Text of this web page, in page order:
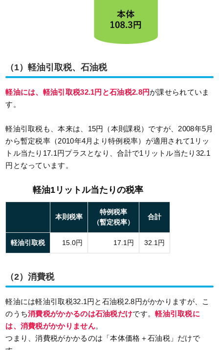
（1）軽油引取税、石油税
軽油には、軽油引取税32.1円と石油税2.8円が課せられていま
す。
軽油引取税も、本来は、15円（本則課税）ですが、2008年5月
から暫定税率（2010年4月より特例税率）が適用されて1リッ
トル当たり17.1円プラスとなり、合計で1リットル当たり32.1
円となっています。
軽油1リットル当たりの税率
本則税率
特例税率
（暫定税率）
合計
軽油引取税 15.0円 17.1円 32.1円
（2）消費税
軽油には軽油引取税32.1円と石油税2.8円がかかりますが、こ
のうち消費税がかかるのは石油税だけです。軽油引取税に
は、消費税がかかりません。
つまり、消費税がかかるのは「本体価格＋石油税」だけで